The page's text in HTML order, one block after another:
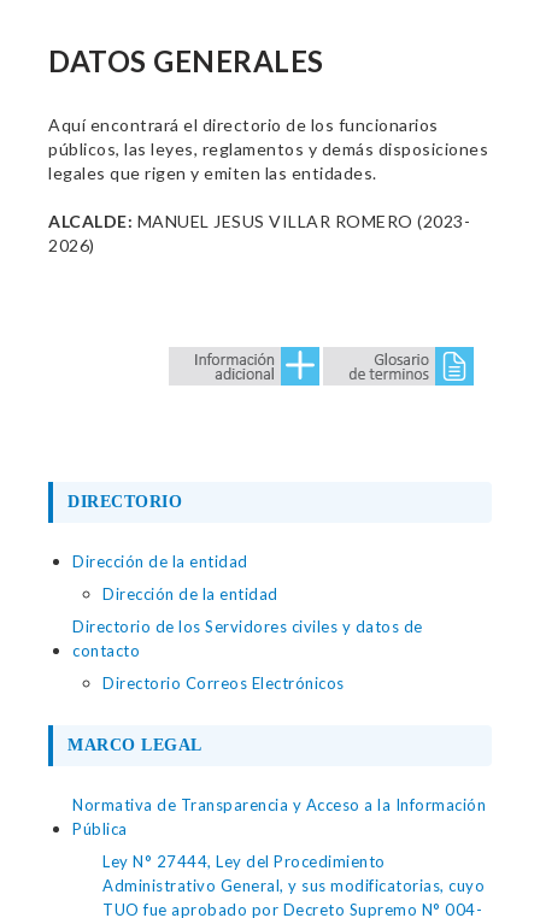
DATOS GENERALES
Aquí encontrará el directorio de los funcionarios
públicos, las leyes, reglamentos y demás disposiciones
legales que rigen y emiten las entidades.
ALCALDE: MANUEL JESUS VILLAR ROMERO (2023-
2026)
DIRECTORIO
Dirección de la entidad
Dirección de la entidad
Directorio de los Servidores civiles y datos de
contacto
Directorio Correos Electrónicos
MARCO LEGAL
Normativa de Transparencia y Acceso a la Información
Pública
Ley N° 27444, Ley del Procedimiento
Administrativo General, y sus modificatorias, cuyo
TUO fue aprobado por Decreto Supremo N° 004-